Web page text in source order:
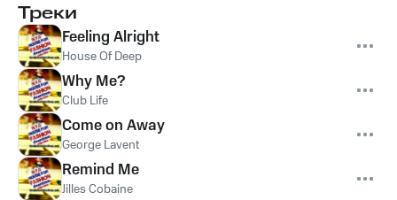
Треки
Feeling Alright
House Of Deep
Why Me?
Club Life
Come on Away
George Lavent
Remind Me
Jilles Cobaine